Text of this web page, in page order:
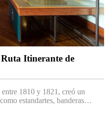
Itinerante de
1810 y 1821, creó un
estandartes, banderas…